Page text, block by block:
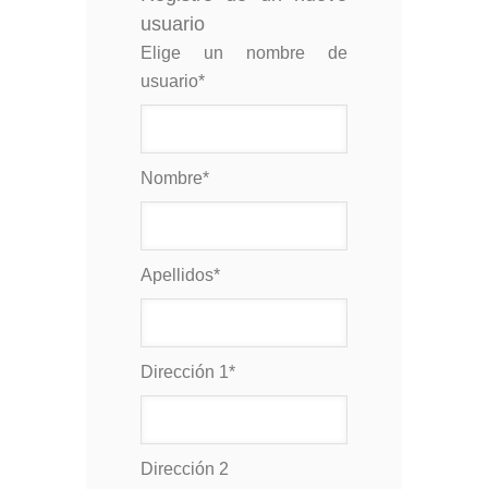
usuario
Elige un nombre de
usuario*
Nombre*
Apellidos*
Dirección 1*
Dirección 2